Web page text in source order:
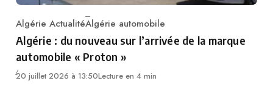
Category
Algérie ActualitéAlgérie automobile
Algérie : du nouveau sur l’arrivée de la marque
automobile « Proton »
20 juillet 2026 à 13:50Lecture en 4 min